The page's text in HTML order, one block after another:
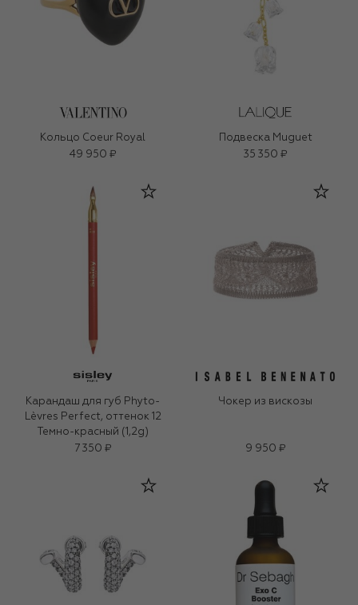
Кольцо Coeur Royal
49 950 ₽
Подвеска Muguet
35 350 ₽
Карандаш для губ Phyto-
Lèvres Perfect, оттенок 12
Темно-красный (1,2g)
7 350 ₽
Чокер из вискозы
9 950 ₽